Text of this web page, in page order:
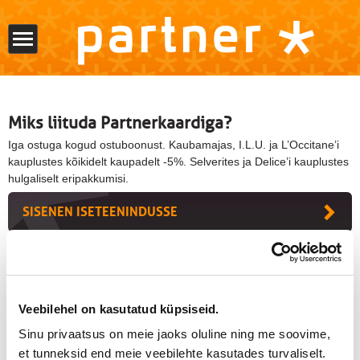
Veebilehel on kasutatud küpsiseid.
Sinu privaatsus on meie jaoks oluline ning me soovime,
et tunneksid end meie veebilehte kasutades turvaliselt.
Miks liituda Partnerkaardiga?
Iga ostuga kogud ostuboonust. Kaubamajas, I.L.U. ja L’Occitane’i
kauplustes kõikidelt kaupadelt -5%. Selverites ja Delice’i kauplustes
hulgaliselt eripakkumisi.
SISENEN ISETEENINDUSSE
TELLIN UUE PARTNERKAARDI